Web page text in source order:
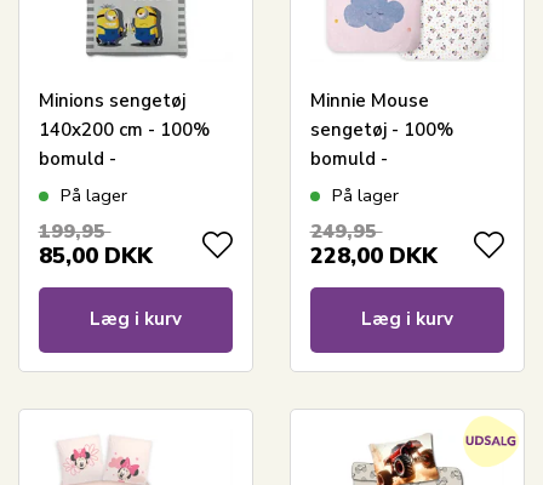
Minions sengetøj
140x200 cm - 100%
bomuld -
Børnesengetøj
På lager
199,95
85,00 DKK
Læg i kurv
Minnie Mouse
sengetøj - 100%
bomuld -
Børnesengetøj
På lager
249,95
228,00 DKK
Læg i kurv